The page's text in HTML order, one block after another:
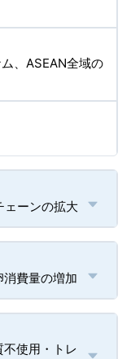
、ASEAN全域の
ェーンの拡大
費量の増加
使用・トレ